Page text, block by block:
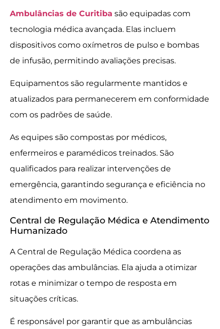
Ambulâncias de Curitiba são equipadas com
tecnologia médica avançada. Elas incluem
dispositivos como oxímetros de pulso e bombas
de infusão, permitindo avaliações precisas.
Equipamentos são regularmente mantidos e
atualizados para permanecerem em conformidade
com os padrões de saúde.
As equipes são compostas por médicos,
enfermeiros e paramédicos treinados. São
qualificados para realizar intervenções de
emergência, garantindo segurança e eficiência no
atendimento em movimento.
Central de Regulação Médica e Atendimento
Humanizado
A Central de Regulação Médica coordena as
operações das ambulâncias. Ela ajuda a otimizar
rotas e minimizar o tempo de resposta em
situações críticas.
É responsável por garantir que as ambulâncias